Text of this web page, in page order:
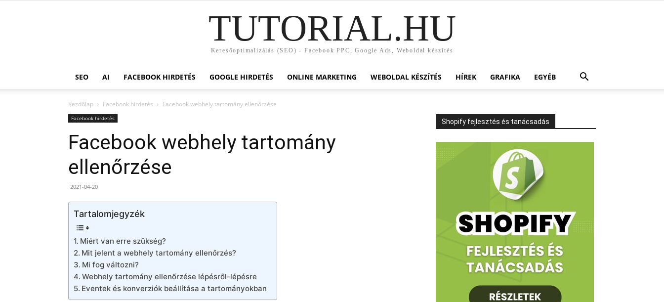
TUTORIAL.HU
Keresőoptimalizálás (SEO) - Facebook PPC, Google Ads, Weboldal készítés
SEO AI FACEBOOK HIRDETÉS GOOGLE HIRDETÉS ONLINE MARKETING WEBOLDAL KÉSZÍTÉS HÍREK GRAFIKA EGYÉB
Kezdőlap Facebook hirdetés Facebook webhely tartomány ellenőrzése
Facebook hirdetés
Facebook webhely tartomány
ellenőrzése
2021-04-20
Tartalomjegyzék
Miért van erre szükség?
Mit jelent a webhely tartomány ellenőrzés?
Mi fog változni?
Webhely tartomány ellenőrzése lépésről-lépésre
Eventek és konverziók beállítása a tartományokban
Shopify fejlesztés és tanácsadás